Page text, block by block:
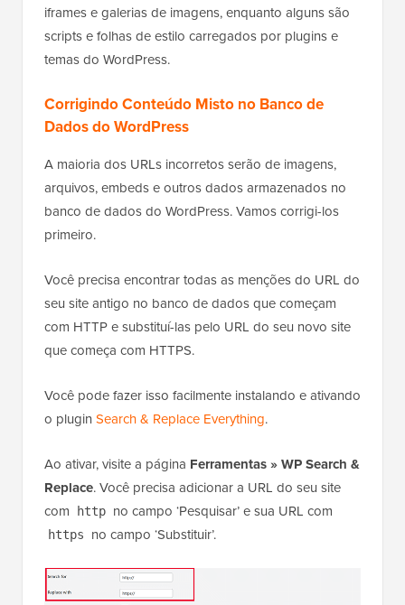
iframes e galerias de imagens, enquanto alguns são
scripts e folhas de estilo carregados por plugins e
temas do WordPress.
Corrigindo Conteúdo Misto no Banco de
Dados do WordPress
A maioria dos URLs incorretos serão de imagens,
arquivos, embeds e outros dados armazenados no
banco de dados do WordPress. Vamos corrigi-los
primeiro.
Você precisa encontrar todas as menções do URL do
seu site antigo no banco de dados que começam
com HTTP e substituí-las pelo URL do seu novo site
que começa com HTTPS.
Você pode fazer isso facilmente instalando e ativando
o plugin Search & Replace Everything.
Ao ativar, visite a página Ferramentas » WP Search &
Replace. Você precisa adicionar a URL do seu site
com
http no campo ‘Pesquisar’ e sua URL com
https no campo ‘Substituir’.